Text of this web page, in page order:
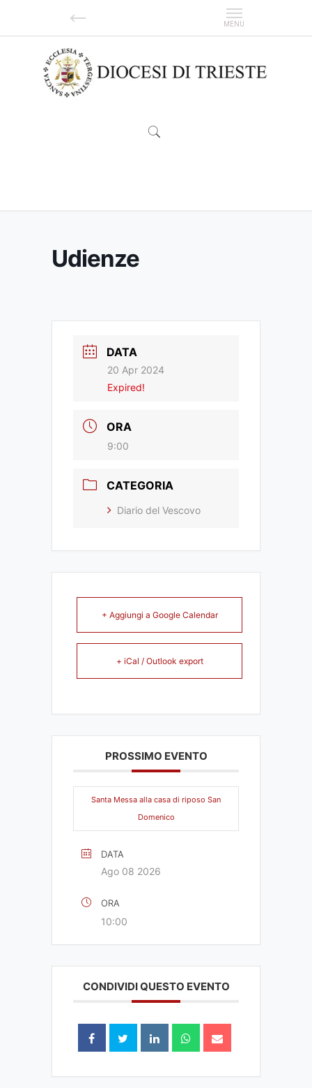
Udienze
DATA
20 Apr 2024
Expired!
ORA
9:00
CATEGORIA
Diario del Vescovo
+ Aggiungi a Google Calendar
+ iCal / Outlook export
PROSSIMO EVENTO
Santa Messa alla casa di riposo San
Domenico
DATA
Ago 08 2026
ORA
10:00
CONDIVIDI QUESTO EVENTO